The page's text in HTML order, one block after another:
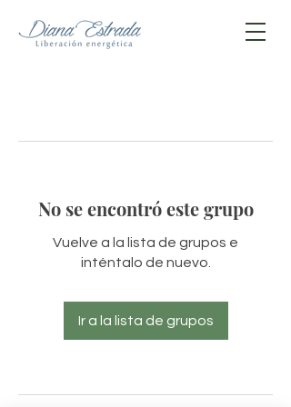
No se encontró este grupo
Vuelve a la lista de grupos e
inténtalo de nuevo.
Ir a la lista de grupos